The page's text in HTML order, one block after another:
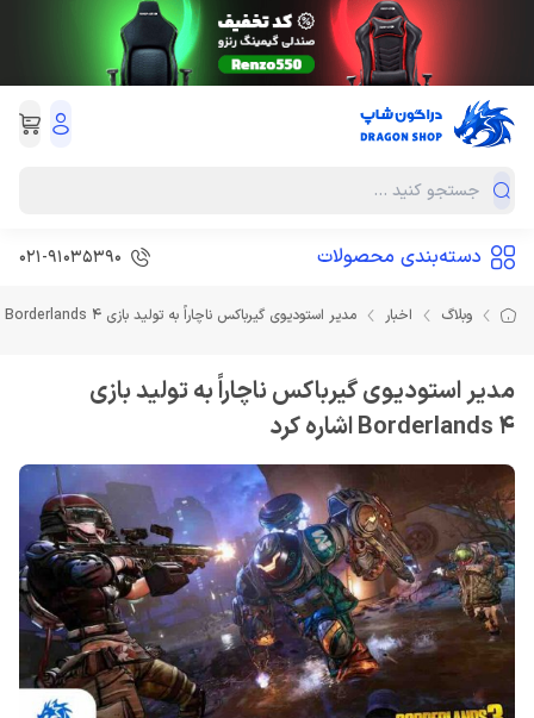
دسته‌بندی محصولات 021-91035390
وبلاگ اخبار مدیر استودیوی گیرباکس ناچاراً به تولید بازی Borderlands 4 اشاره کرد
مدیر استودیوی گیرباکس ناچاراً به تولید بازی
Borderlands 4 اشاره کرد